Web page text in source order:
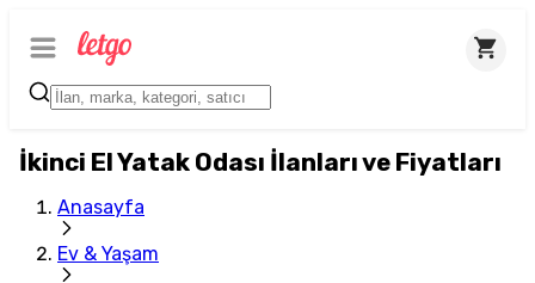
İkinci El Yatak Odası İlanları ve Fiyatları
Anasayfa
Ev & Yaşam